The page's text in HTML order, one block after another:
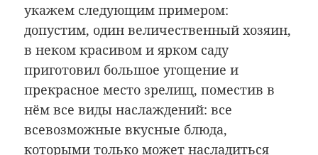
укажем следующим примером:
допустим, один величественный хозяин,
в неком красивом и ярком саду
приготовил большое угощение и
прекрасное место зрелищ, поместив в
нём все виды наслаждений: все
всевозможные вкусные блюда,
которыми только может насладиться